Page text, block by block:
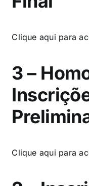
Clique aqui para
3 –
Clique aqui para